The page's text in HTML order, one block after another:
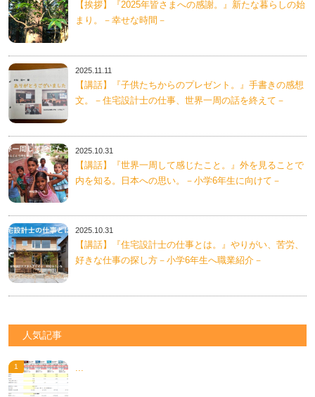
【挨拶】『2025年皆さまへの感謝。』新たな暮らしの始
まり。－幸せな時間－
2025.11.11
【講話】『子供たちからのプレゼント。』手書きの感想
文。－住宅設計士の仕事、世界一周の話を終えて－
2025.10.31
【講話】『世界一周して感じたこと。』外を見ることで
内を知る。日本への思い。－小学6年生に向けて－
2025.10.31
【講話】『住宅設計士の仕事とは。』やりがい、苦労、
好きな仕事の探し方－小学6年生へ職業紹介－
人気記事
...